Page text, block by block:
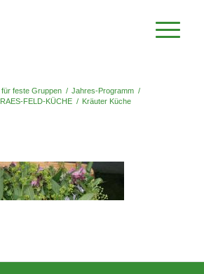
für feste Gruppen / Jahres-Programm /
RAES-FELD-KÜCHE / Kräuter Küche